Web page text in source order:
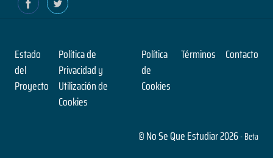
Estado
del
Proyecto
Política de
Privacidad y
Utilización de
Cookies
Política
de
Cookies
Términos Contacto
© No Se Que Estudiar 2026- Beta